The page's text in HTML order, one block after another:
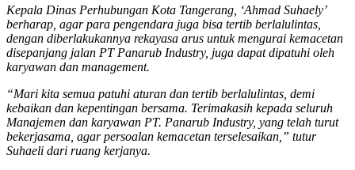
Kepala Dinas Perhubungan Kota Tangerang, ‘Ahmad Suhaely’
berharap, agar para pengendara juga bisa tertib berlalulintas,
dengan diberlakukannya rekayasa arus untuk mengurai kemacetan
disepanjang jalan PT Panarub Industry, juga dapat dipatuhi oleh
karyawan dan management.
“Mari kita semua patuhi aturan dan tertib berlalulintas, demi
kebaikan dan kepentingan bersama. Terimakasih kepada seluruh
Manajemen dan karyawan PT. Panarub Industry, yang telah turut
bekerjasama, agar persoalan kemacetan terselesaikan,” tutur
Suhaeli dari ruang kerjanya.